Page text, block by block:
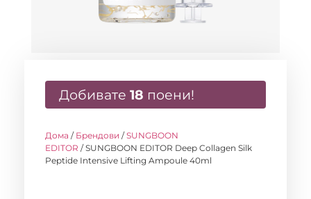
Добивате 18 поени!
Дома / Брендови /SUNGBOON
EDITOR / SUNGBOON EDITOR Deep Collagen Silk
Peptide Intensive Lifting Ampoule 40ml